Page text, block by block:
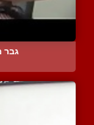
גבר